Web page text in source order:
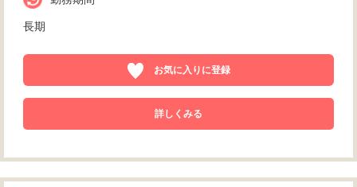
長期
お気に入りに登録
詳しくみる